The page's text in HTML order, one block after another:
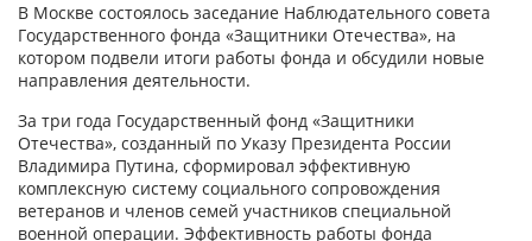
В Москве состоялось заседание Наблюдательного совета
Государственного фонда «Защитники Отечества», на
котором подвели итоги работы фонда и обсудили новые
направления деятельности.
За три года Государственный фонд «Защитники
Отечества», созданный по Указу Президента России
Владимира Путина, сформировал эффективную
комплексную систему социального сопровождения
ветеранов и членов семей участников специальной
военной операции. Эффективность работы фонда